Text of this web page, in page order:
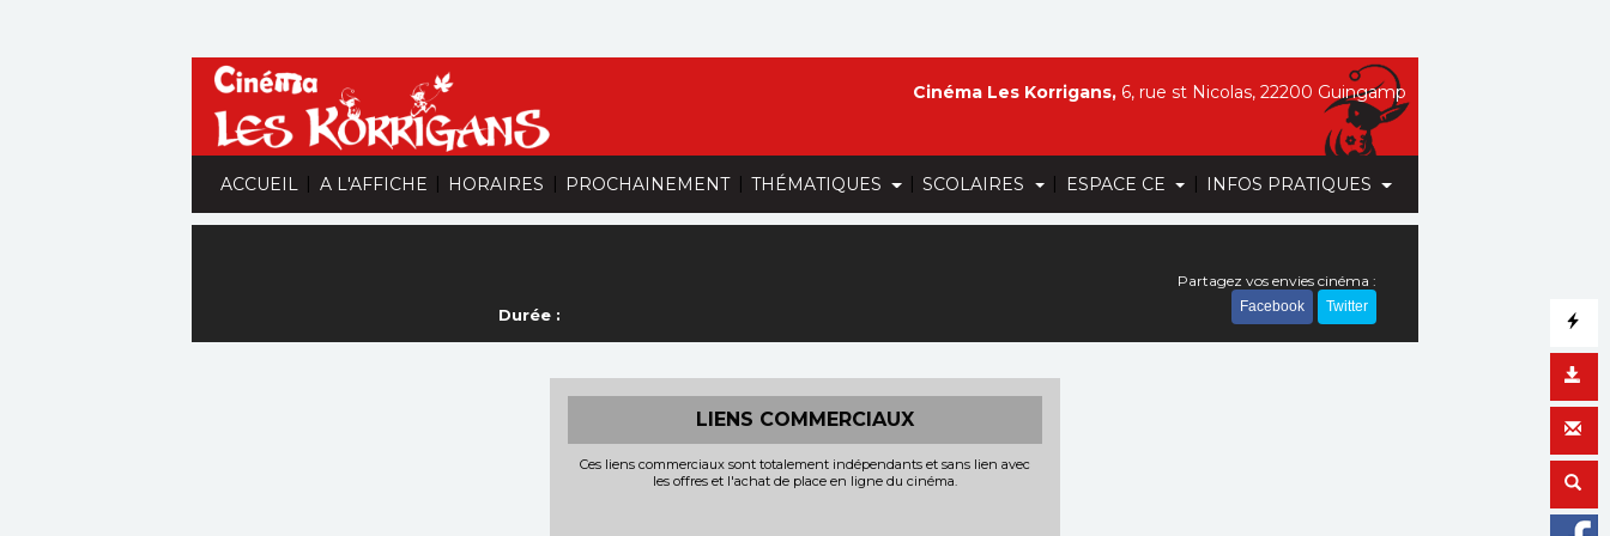
ACCUEIL | A L'AFFICHE | HORAIRES | PROCHAINEMENT | THÉMATIQUES | SCOLAIRES | ESPACE CE | INFOS PRATIQUES
Cinéma Les Korrigans, 6, rue st Nicolas, 22200 Guingamp
Durée :
Partagez vos envies cinéma :
Facebook Twitter
LIENS COMMERCIAUX
Ces liens commerciaux sont totalement indépendants et sans lien avec
les offres et l'achat de place en ligne du cinéma.